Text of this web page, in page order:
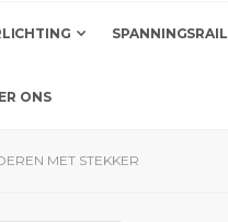
SPANNINGSRAIL
ONS
MET STEKKER